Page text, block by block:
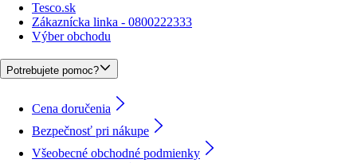
Tesco.sk
Zákaznícka linka - 0800222333
Výber obchodu
Potrebujete pomoc?
Cena doručenia
Bezpečnosť pri nákupe
Všeobecné obchodné podmienky